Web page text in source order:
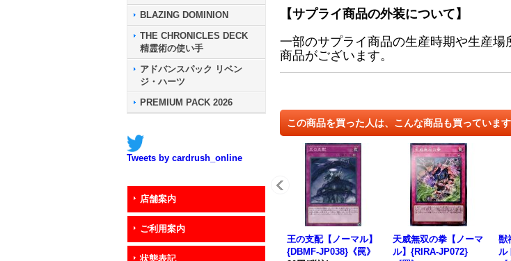
BLAZING DOMINION
THE CHRONICLES DECK
精霊術の使い手
アドバンスパック リベン
ジ・ハーツ
PREMIUM PACK 2026
Tweets by cardrush_online
店舗案内
ご利用案内
状態表記
【サプライ商品の外装について】
一部のサプライ商品の生産時期や生産
商品がございます。
この商品を買った人は、こんな商品も買っています
王の支配【ノーマル】
{DBMF-JP038}《罠》
天威無双の拳【ノーマ
ル】{RIRA-JP072}
獣
ル